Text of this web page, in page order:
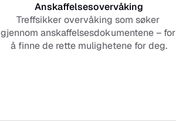
Anskaffelsesovervåking
Treffsikker overvåking som søker
gjennom anskaffelsesdokumentene – for
å finne de rette mulighetene for deg.